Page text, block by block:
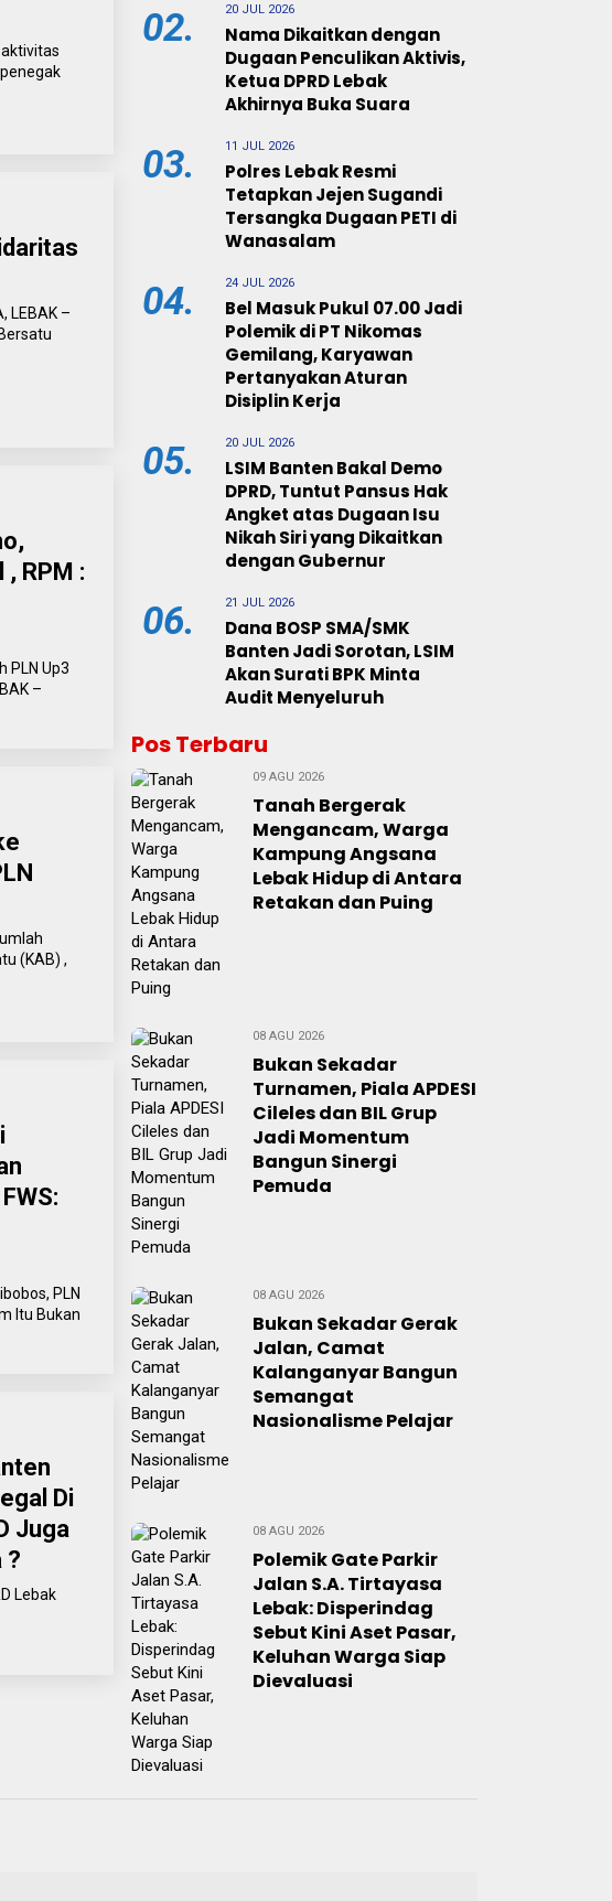
aktivitas
LEBAK –
RPM :
PLN Up3
–
(KAB) ,
PLN
Itu Bukan
Di
Juga
?
Lebak
02. 20 JUL 2026
Nama Dikaitkan dengan
Dugaan Penculikan Aktivis,
Ketua DPRD Lebak
Akhirnya Buka Suara
03. 11 JUL 2026
Polres Lebak Resmi
Tetapkan Jejen Sugandi
Tersangka Dugaan PETI di
Wanasalam
04. 24 JUL 2026
Bel Masuk Pukul 07.00 Jadi
Polemik di PT Nikomas
Gemilang, Karyawan
Pertanyakan Aturan
Disiplin Kerja
05. 20 JUL 2026
LSIM Banten Bakal Demo
DPRD, Tuntut Pansus Hak
Angket atas Dugaan Isu
Nikah Siri yang Dikaitkan
dengan Gubernur
06. 21 JUL 2026
Dana BOSP SMA/SMK
Banten Jadi Sorotan, LSIM
Akan Surati BPK Minta
Audit Menyeluruh
Pos Terbaru
09 AGU 2026
Tanah Bergerak
Mengancam, Warga
Kampung Angsana
Lebak Hidup di Antara
Retakan dan Puing
08 AGU 2026
Bukan Sekadar
Turnamen, Piala APDESI
Cileles dan BIL Grup
Jadi Momentum
Bangun Sinergi
Pemuda
08 AGU 2026
Bukan Sekadar Gerak
Jalan, Camat
Kalanganyar Bangun
Semangat
Nasionalisme Pelajar
08 AGU 2026
Polemik Gate Parkir
Jalan S.A. Tirtayasa
Lebak: Disperindag
Sebut Kini Aset Pasar,
Keluhan Warga Siap
Dievaluasi